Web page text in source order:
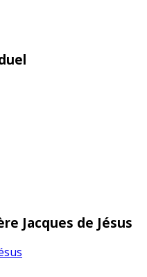
Jacques de Jésus